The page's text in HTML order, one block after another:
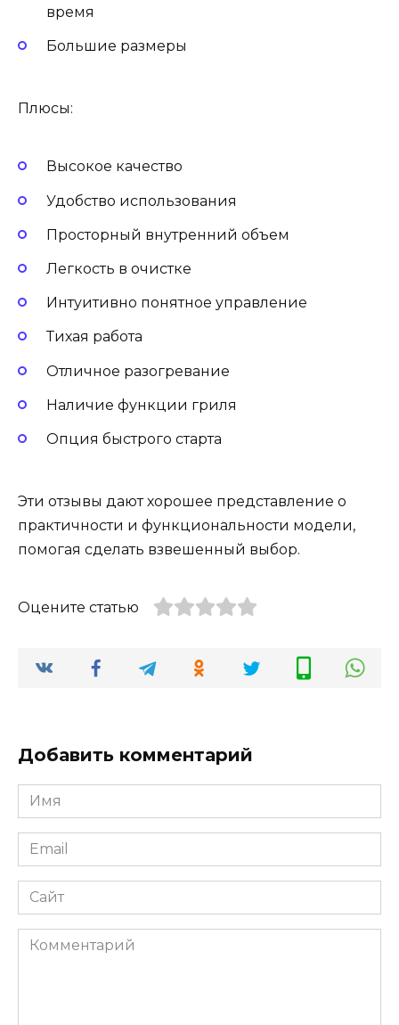
время
Большие размеры
Плюсы:
Высокое качество
Удобство использования
Просторный внутренний объем
Легкость в очистке
Интуитивно понятное управление
Тихая работа
Отличное разогревание
Наличие функции гриля
Опция быстрого старта
Эти отзывы дают хорошее представление о
практичности и функциональности модели,
помогая сделать взвешенный выбор.
Оцените статью
Добавить комментарий
Имя
Email
Сайт
Комментарий